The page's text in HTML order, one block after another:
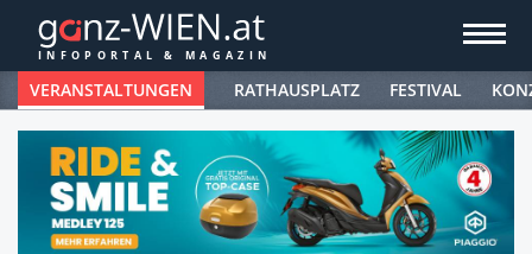
VERANSTALTUNGEN RATHAUSPLATZ FESTIVAL